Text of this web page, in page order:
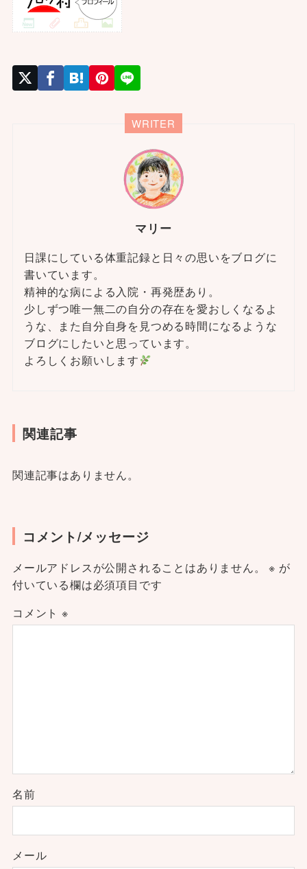
WRITER
マリー
日課にしている体重記録と日々の思いをブログに
書いています。
精神的な病による入院・再発歴あり。
少しずつ唯一無二の自分の存在を愛おしくなるよ
うな、また自分自身を見つめる時間になるような
ブログにしたいと思っています。
よろしくお願いします
関連記事
関連記事はありません。
コメント/メッセージ
メールアドレスが公開されることはありません。 ※ が
付いている欄は必須項目です
コメント ※
名前
メール